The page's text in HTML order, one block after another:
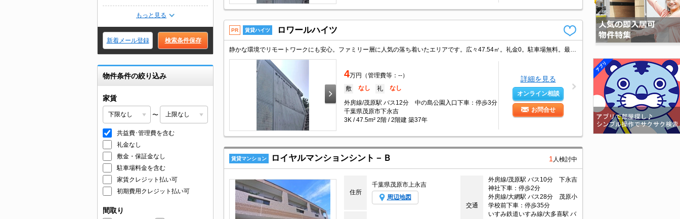
もっと見る
新着メール登録 検索条件保存
物件条件の絞り込み
家賃
〜
共益費･管理費を含む
礼金なし
敷金・保証金なし
駐車場料金を含む
家賃クレジット払い可
初期費用クレジット払い可
間取り
PR 賃貸ハイツ ロワールハイツ
4万円（管理費等：--）
敷 なし 礼 なし
外房線/茂原駅 バス12分 中の島公園入口下車：停歩3分
千葉県茂原市下永吉
3K / 47.5m² 2階 / 2階建 築37年
詳細を見る
オンライン相談
お問合せ
賃貸マンション ロイヤルマンションシント－Ｂ 1 人検討中
住所
千葉県茂原市上永吉
周辺地図
交通
外房線/茂原駅 バス10分 下永吉
神社下車：停歩2分
外房線/大網駅 バス28分 茂原小
学校前下車：停歩35分
いすみ鉄道いすみ線/大多喜駅 バ